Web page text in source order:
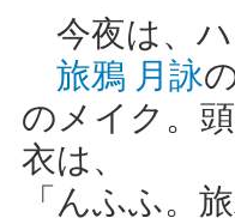
今夜は、
旅鴉 月詠
のメイク。
衣は、
「んふふ。